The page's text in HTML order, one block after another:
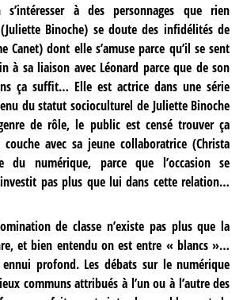
s’intéresser à des personnages que rien
(Juliette Binoche) se doute des infidélités de
Canet) dont elle s’amuse parce qu’il se sent
à sa liaison avec Léonard parce que de son
ça suffit… Elle est actrice dans une série
du statut socioculturel de Juliette Binoche
de rôle, le public est censé trouver ça
avec sa jeune collaboratrice (Christa
du numérique, parce que l’occasion se
pas plus que lui dans cette relation…
de classe n’existe pas plus que la
et bien entendu on est entre « blancs »…
profond. Les débats sur le numérique
communs attribués à l’un ou à l’autre des